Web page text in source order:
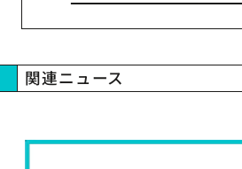
関連ニュース